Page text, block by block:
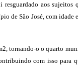
aos
São José, com
o o quarto
com isso para